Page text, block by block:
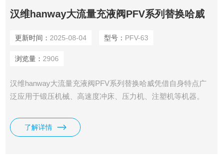
汉维hanway大流量充液阀PFV系列替换哈威
更新时间： 2025-08-04 型号： PFV-63
浏览量： 2906
汉维hanway大流量充液阀PFV系列替换哈威凭借自身特点广
泛应用于锻压机械、高速度冲床、压力机、注塑机等机器。
了解详情